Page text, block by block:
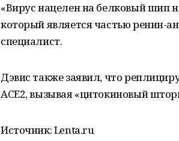
«Вирус нацелен на белковый шип
который является частью ренин-
специалист.
Дэвис также заявил, что
ACE2, вызывая «цитокиновый
Источник: Lenta.ru